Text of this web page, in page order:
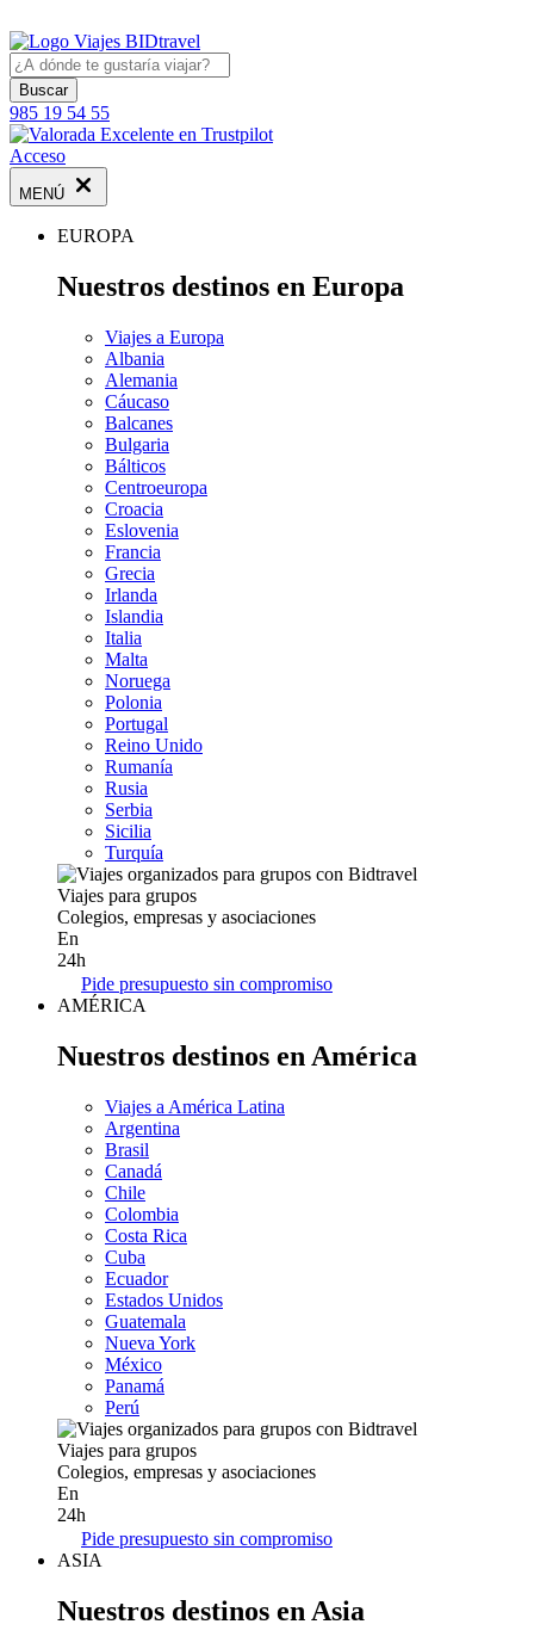
Buscar
985 19 54 55
Acceso
MENÚ
EUROPA
Nuestros destinos en Europa
Viajes a Europa
Albania
Alemania
Cáucaso
Balcanes
Bulgaria
Bálticos
Centroeuropa
Croacia
Eslovenia
Francia
Grecia
Irlanda
Islandia
Italia
Malta
Noruega
Polonia
Portugal
Reino Unido
Rumanía
Rusia
Serbia
Sicilia
Turquía
Viajes para grupos
Colegios, empresas y asociaciones
En
24h
Pide presupuesto sin compromiso
AMÉRICA
Nuestros destinos en América
Viajes a América Latina
Argentina
Brasil
Canadá
Chile
Colombia
Costa Rica
Cuba
Ecuador
Estados Unidos
Guatemala
Nueva York
México
Panamá
Perú
Viajes para grupos
Colegios, empresas y asociaciones
En
24h
Pide presupuesto sin compromiso
ASIA
Nuestros destinos en Asia